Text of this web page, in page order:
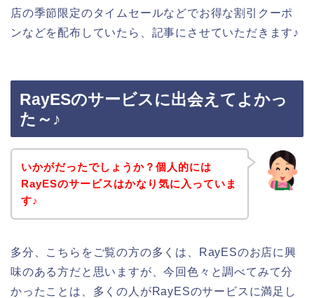
店の季節限定のタイムセールなどでお得な割引クーポ
ンなどを配布していたら、記事にさせていただきます♪
RayESのサービスに出会えてよかっ
た～♪
いかがだったでしょうか？個人的には
RayESのサービスはかなり気に入っていま
す♪
多分、こちらをご覧の方の多くは、RayESのお店に興
味のある方だと思いますが、今回色々と調べてみて分
かったことは、多くの人がRayESのサービスに満足し